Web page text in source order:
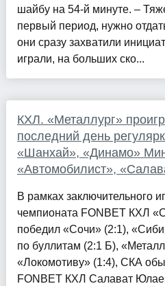
шайбу на 54-й минуте. –
первый период, нужно
они сразу захватили
играли, на больших ско...
КХЛ. «Металлург»
последний день
«Шанхай», «Динамо»
«Автомобилист»,
В рамках заключительного
чемпионата FONBET КХЛ
победил «Сочи» (2:1),
по буллитам (2:1 Б),
«Локомотиву» (1:4), СКА
FONBET КХЛ Салават